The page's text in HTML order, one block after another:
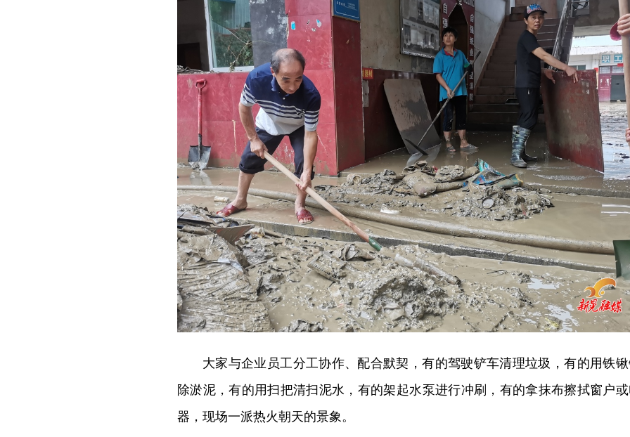
大家与企业员工分工协作、配合默契，有的驾驶铲车清理垃圾，有的用铁
除淤泥，有的用扫把清扫泥水，有的架起水泵进行冲刷，有的拿抹布擦拭窗户
器，现场一派热火朝天的景象。